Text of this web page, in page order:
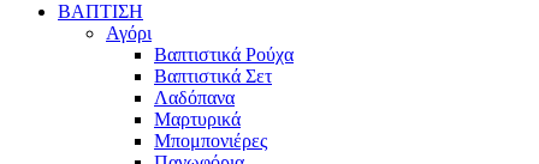
ΒΑΠΤΙΣΗ
Αγόρι
Βαπτιστικά Ρούχα
Βαπτιστικά Σετ
Λαδόπανα
Μαρτυρικά
Μπομπονιέρες